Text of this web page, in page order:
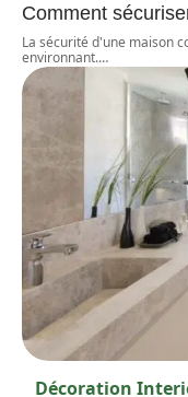
Comment
La sécurité d'une maison
environnant.…
Décoration